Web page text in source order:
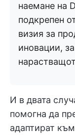
наемане на
подкрепен
визия за
иновации,
И в двата
помогна да
адаптират